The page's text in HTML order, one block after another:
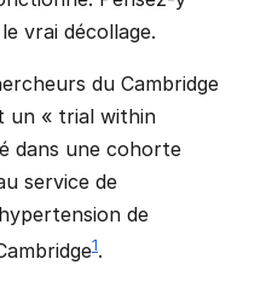
vrai décollage.
du Cambridge
un « trial within
dans une cohorte
service de
de
1.